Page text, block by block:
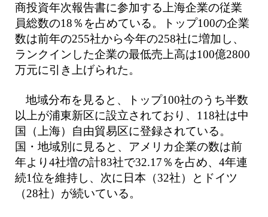
商投資年次報告書に参加する上海企業の従業
員総数の18％を占めている。トップ100の企業
数は前年の255社から今年の258社に増加し、
ランクインした企業の最低売上高は100億2800
万元に引き上げられた。
地域分布を見ると、トップ100社のうち半数
以上が浦東新区に設立されており、118社は中
国（上海）自由貿易区に登録されている。
国・地域別に見ると、アメリカ企業の数は前
年より4社増の計83社で32.17％を占め、4年連
続1位を維持し、次に日本（32社）とドイツ
（28社）が続いている。